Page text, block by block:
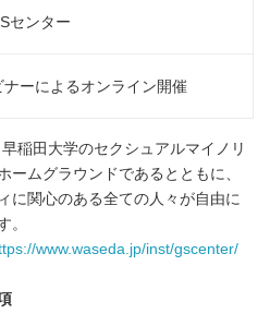
センター
ーによるオンライン開催
稲田大学のセクシュアルマイノリ
ームグラウンドであるとともに、
に関心のある全ての人々が自由に
。
www.waseda.jp/inst/gscenter/